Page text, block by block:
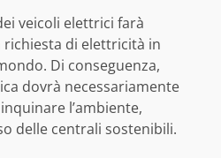
veicoli elettrici farà
richiesta di elettricità in
Di conseguenza,
dovrà necessariamente
l’ambiente,
delle centrali sostenibili.